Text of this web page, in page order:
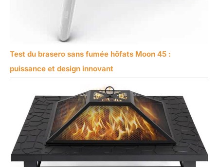
Test du brasero sans fumée höfats Moon 45 :
puissance et design innovant